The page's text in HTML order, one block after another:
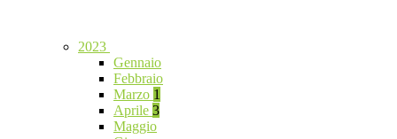
2023
Gennaio
Febbraio
Marzo 1
Aprile 3
Maggio